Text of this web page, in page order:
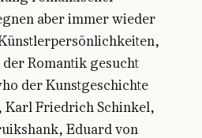
aber immer wieder
Romantik gesucht
der Kunstgeschichte
Karl Friedrich Schinkel,
Eduard von